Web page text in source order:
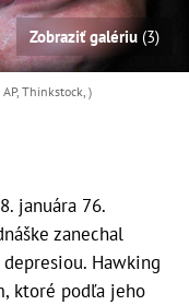
Zobraziť galériu (3)
Thinkstock, )
januára 76.
zanechal
Hawking
ktoré podľa jeho